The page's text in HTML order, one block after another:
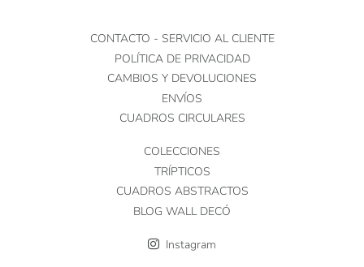
CONTACTO - SERVICIO AL CLIENTE
POLÍTICA DE PRIVACIDAD
CAMBIOS Y DEVOLUCIONES
ENVÍOS
CUADROS CIRCULARES
COLECCIONES
TRÍPTICOS
CUADROS ABSTRACTOS
BLOG WALL DECÓ
Instagram